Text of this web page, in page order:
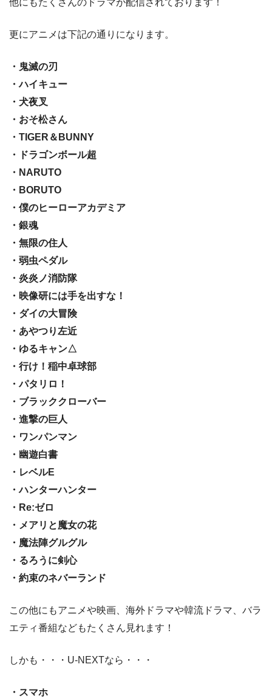
更にアニメは下記の通りになります。
・鬼滅の刃
・ハイキュー
・犬夜叉
・おそ松さん
・TIGER＆BUNNY
・ドラゴンボール超
・NARUTO
・BORUTO
・僕のヒーローアカデミア
・銀魂
・無限の住人
・弱虫ペダル
・炎炎ノ消防隊
・映像研には手を出すな！
・ダイの大冒険
・あやつり左近
・ゆるキャン△
・行け！稲中卓球部
・パタリロ！
・ブラッククローバー
・進撃の巨人
・ワンパンマン
・幽遊白書
・レベルE
・ハンターハンター
・Re:ゼロ
・メアリと魔女の花
・魔法陣グルグル
・るろうに剣心
・約束のネバーランド
この他にもアニメや映画、海外ドラマや韓流ドラマ、バラ
エティ番組などもたくさん見れます！
しかも・・・U-NEXTなら・・・
・スマホ